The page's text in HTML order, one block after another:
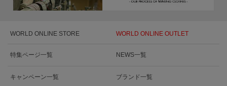
WORLD ONLINE STORE WORLD ONLINE OUTLET
特集ページ一覧 NEWS一覧
キャンペーン一覧 ブランド一覧